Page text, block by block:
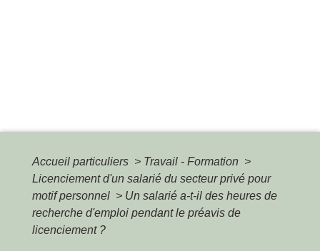
Accueil particuliers > Travail - Formation >
Licenciement d'un salarié du secteur privé pour
motif personnel > Un salarié a-t-il des heures de
recherche d'emploi pendant le préavis de
licenciement ?